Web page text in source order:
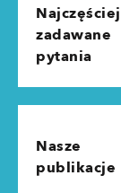
Najczęściej
zadawane
pytania
Nasze
publikacje